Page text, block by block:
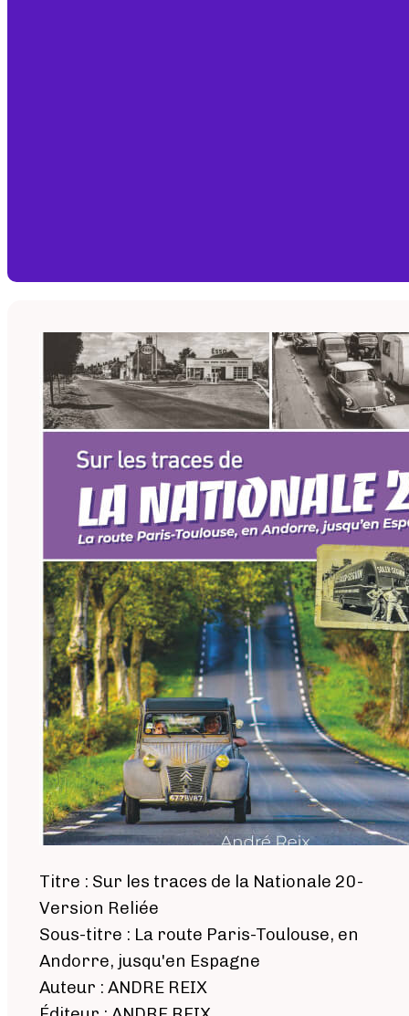
Titre : Sur les traces de la Nationale 20-
Version Reliée
Sous-titre : La route Paris-Toulouse, en
Andorre, jusqu'en Espagne
Auteur : ANDRE REIX